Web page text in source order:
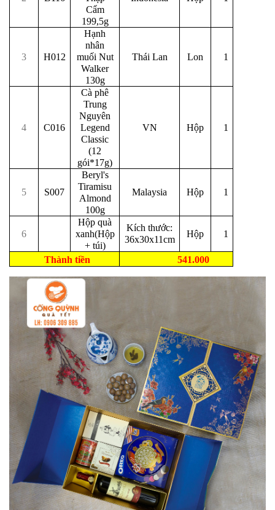
Cẩm
199,5g
3 H012
Hạnh
nhân
muối Nut
Walker
130g
Thái Lan Lon 1
4 C016
Cà phê
Trung
Nguyên
Legend
Classic
(12
gói*17g)
VN Hộp 1
5 S007
Beryl's
Tiramisu
Almond
100g
Malaysia Hộp 1
6
Hộp quà
xanh(Hộp
+ túi)
Kích thước:
36x30x11cm
Hộp 1
Thành tiền 541.000